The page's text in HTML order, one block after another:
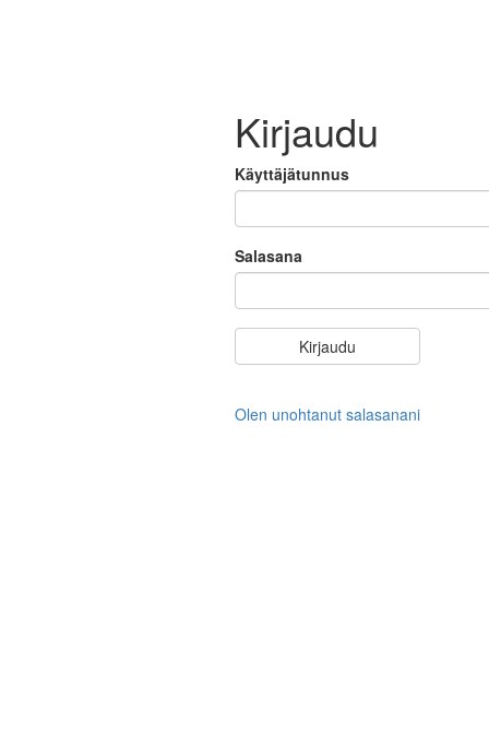
Kirjaudu
Käyttäjätunnus
Salasana
Olen unohtanut salasanani